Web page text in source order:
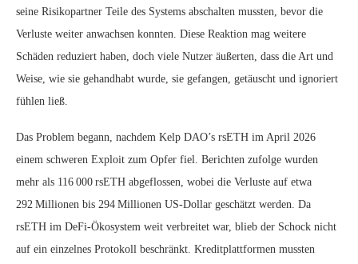
seine Risikopartner Teile des Systems abschalten mussten, bevor die
Verluste weiter anwachsen konnten. Diese Reaktion mag weitere
Schäden reduziert haben, doch viele Nutzer äußerten, dass die Art und
Weise, wie sie gehandhabt wurde, sie gefangen, getäuscht und ignoriert
fühlen ließ.
Das Problem begann, nachdem Kelp DAO’s rsETH im April 2026
einem schweren Exploit zum Opfer fiel. Berichten zufolge wurden
mehr als 116 000 rsETH abgeflossen, wobei die Verluste auf etwa
292 Millionen bis 294 Millionen US‑Dollar geschätzt werden. Da
rsETH im DeFi‑Ökosystem weit verbreitet war, blieb der Schock nicht
auf ein einzelnes Protokoll beschränkt. Kreditplattformen mussten